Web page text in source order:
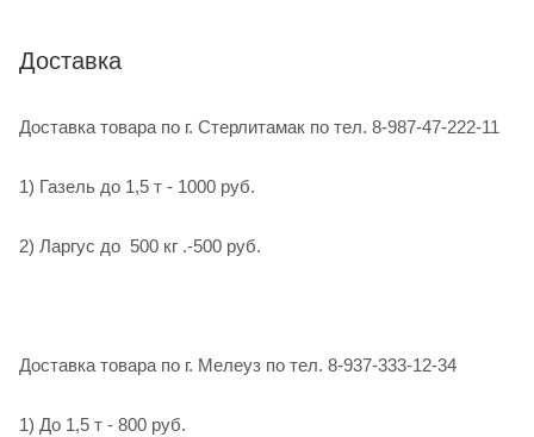
Доставка
Доставка товара по г. Стерлитамак по тел. 8-987-47-222-11
1) Газель до 1,5 т - 1000 руб.
2) Ларгус до 500 кг .-500 руб.
Доставка товара по г. Мелеуз по тел. 8-937-333-12-34
1) До 1,5 т - 800 руб.